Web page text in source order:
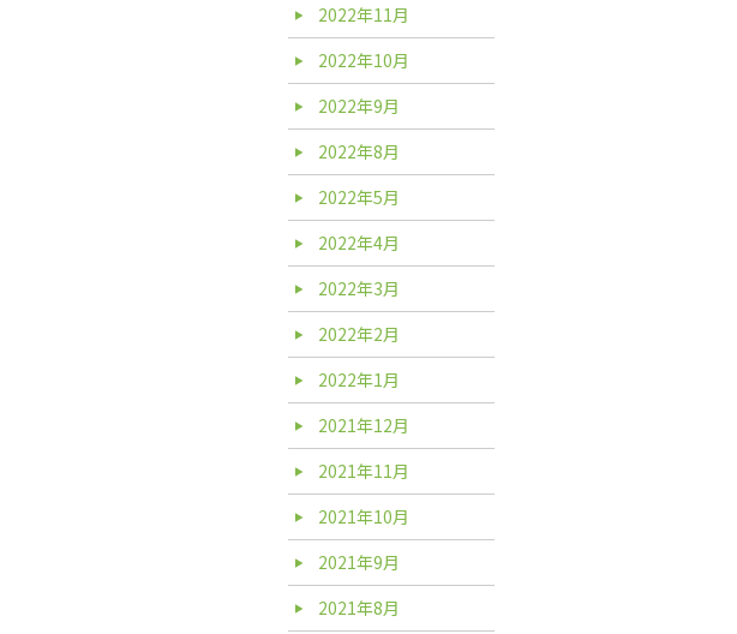
2022年11月
2022年10月
2022年9月
2022年8月
2022年5月
2022年4月
2022年3月
2022年2月
2022年1月
2021年12月
2021年11月
2021年10月
2021年9月
2021年8月